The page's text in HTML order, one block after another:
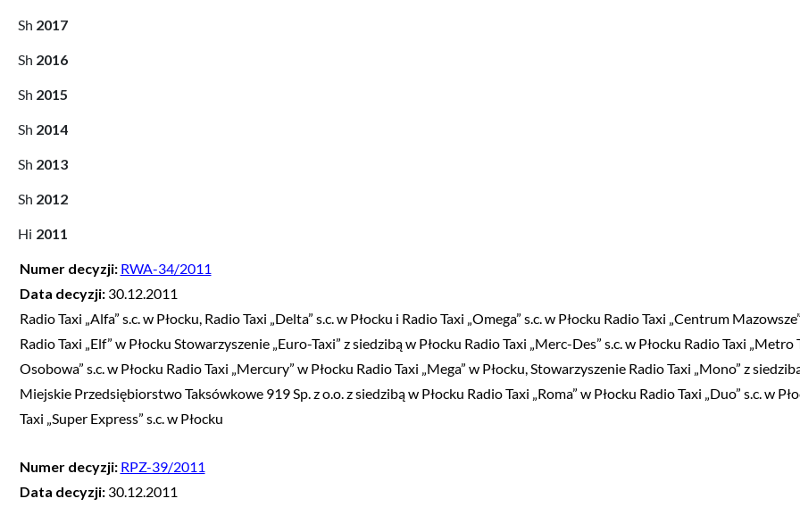
2017
2016
2015
2014
2013
2012
2011
Numer decyzji: RWA-34/2011
Data decyzji: 30.12.2011
Radio Taxi „Alfa” s.c. w Płocku, Radio Taxi „Delta” s.c. w Płocku i Radio Taxi „Omega” s.c. w Płocku Radio Taxi „Centrum
Radio Taxi „Elf” w Płocku Stowarzyszenie „Euro-Taxi” z siedzibą w Płocku Radio Taxi „Merc-Des” s.c. w Płocku Radio Taxi „Metro
Osobowa” s.c. w Płocku Radio Taxi „Mercury” w Płocku Radio Taxi „Mega” w Płocku, Stowarzyszenie Radio Taxi „Mono” z
Miejskie Przedsiębiorstwo Taksówkowe 919 Sp. z o.o. z siedzibą w Płocku Radio Taxi „Roma” w Płocku Radio Taxi „Duo” s.c. w
Taxi „Super Express” s.c. w Płocku
Numer decyzji: RPZ-39/2011
Data decyzji: 30.12.2011